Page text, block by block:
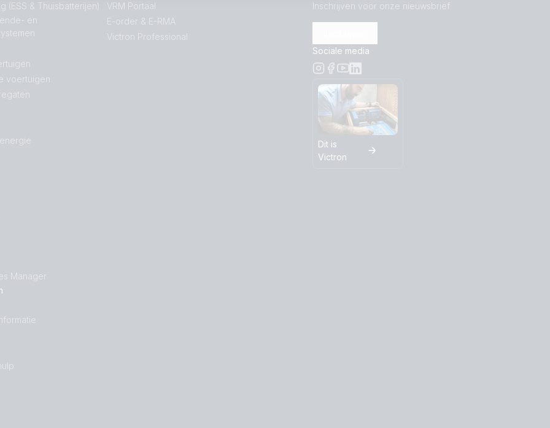
(ESS & Thuisbatterijen)
en
voertuigen
Manager
VRM Portaal
E-order & E-RMA
Victron Professional
Inschrijven voor onze nieuwsbrief
Sociale media
Dit is
Victron